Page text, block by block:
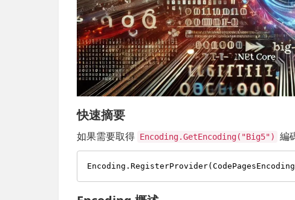
快速摘要
如果需要取得 Encoding.GetEncoding("Big5") 編